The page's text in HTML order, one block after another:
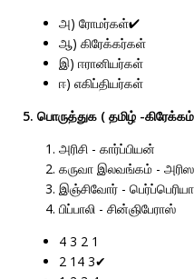
அ) ரோமர்கள்✔
ஆ) கிரேக்கர்கள்
இ) ஈரானியர்கள்
ஈ) எகிப்தியர்கள்
5. பொருத்துக ( தமிழ் -
அரிசி - கார்ப்பியன்
கருவா இலவங்கம் -
இஞ்சிவோர் -
பிப்பாலி - சின்ஞிபேராஸ்
4 3 2 1
2 14 3✔